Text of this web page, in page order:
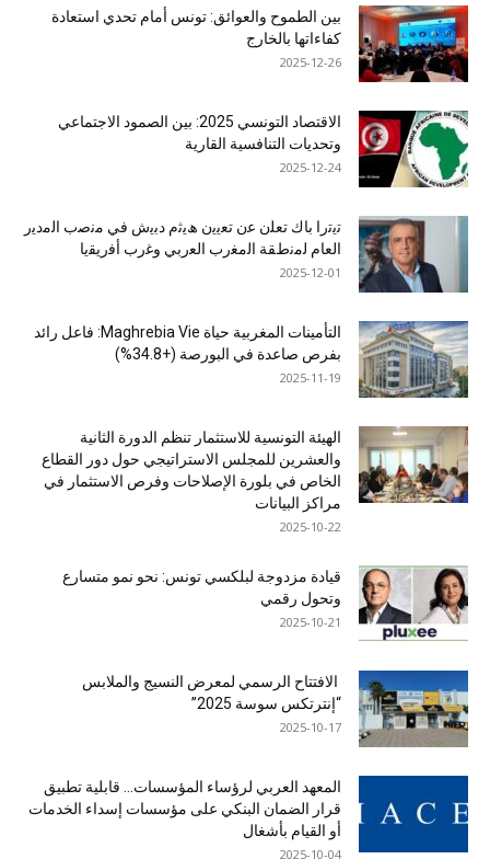
بين الطموح والعوائق: تونس أمام تحدي استعادة
كفاءاتها بالخارج
2025-12-26
الاقتصاد التونسي 2025: بين الصمود الاجتماعي
وتحديات التنافسية القارية
2025-12-24
ﺗﯾﺗرا ﺑﺎك ﺗﻌﻠن ﻋن ﺗﻌﯾﯾن ھﯾﺛم دﺑﯾش ﻓﻲ ﻣﻧﺻب اﻟﻣدﯾر
اﻟﻌﺎم ﻟﻣﻧطﻘﺔ اﻟﻣﻐرب اﻟﻌرﺑﻲ وﻏرب أﻓرﯾﻘﯾﺎ
2025-12-01
التأمينات المغربية حياة Maghrebia Vie: فاعل رائد
بفرص صاعدة في البورصة (+34.8%)
2025-11-19
الهيئة التونسية للاستثمار تنظم الدورة الثانية
والعشرين للمجلس الاستراتيجي حول دور القطاع
الخاص في بلورة الإصلاحات وفرص الاستثمار في
مراكز البيانات
2025-10-22
قيادة مزدوجة لبلكسي تونس: نحو نمو متسارع
وتحول رقمي
2025-10-21
الافتتاح الرسمي لمعرض النسيج والملابس
“إنترتكس سوسة 2025”
2025-10-17
المعهد العربي لرؤساء المؤسسات… قابلية تطبيق
قرار الضمان البنكي على مؤسسات إسداء الخدمات
أو القيام بأشغال
2025-10-04